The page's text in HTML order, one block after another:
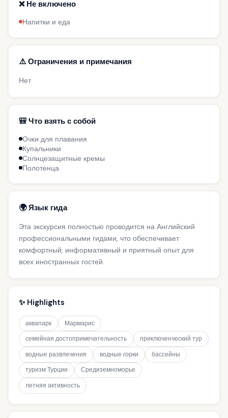
❌ Не включено
Напитки и еда
⚠️ Ограничения и примечания
Нет
🎒 Что взять с собой
Очки для плавания
Купальники
Солнцезащитные кремы
Полотенца
🌍 Язык гида
Эта экскурсия полностью проводится на Английский
профессиональными гидами, что обеспечивает
комфортный, информативный и приятный опыт для
всех иностранных гостей.
✨ Highlights
аквапарк
Мармарис
семейная достопримечательность
приключенческий тур
водные развлечения
водные горки
бассейны
туризм Турции
Средиземноморье
летняя активность